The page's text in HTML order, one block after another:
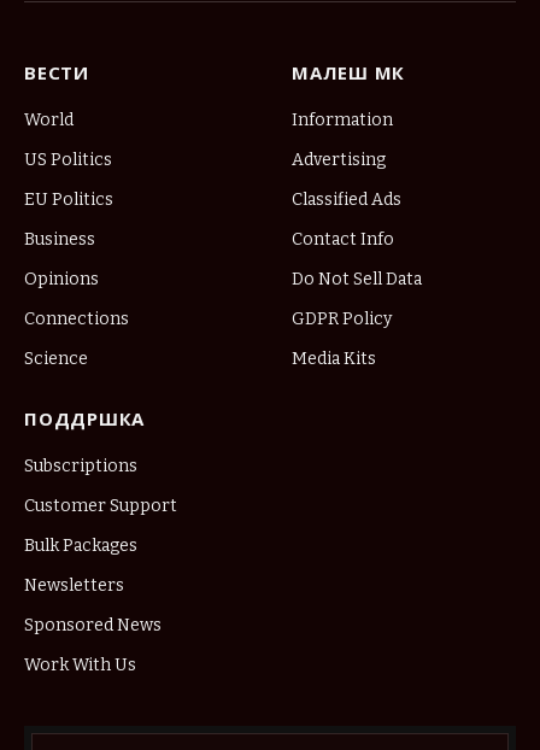
ВЕСТИ
World
US Politics
EU Politics
Business
Opinions
Connections
Science
МАЛЕШ МК
Information
Advertising
Classified Ads
Contact Info
Do Not Sell Data
GDPR Policy
Media Kits
ПОДДРШКА
Subscriptions
Customer Support
Bulk Packages
Newsletters
Sponsored News
Work With Us